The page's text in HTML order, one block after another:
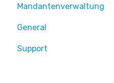
Mandantenverwaltung
General
Support